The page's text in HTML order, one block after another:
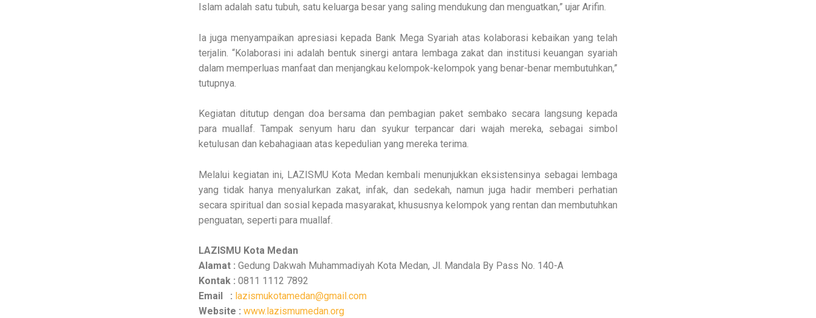
Islam adalah satu tubuh, satu keluarga besar yang saling mendukung dan menguatkan,” ujar Arifin.
Ia juga menyampaikan apresiasi kepada Bank Mega Syariah atas kolaborasi kebaikan yang telah
terjalin. “Kolaborasi ini adalah bentuk sinergi antara lembaga zakat dan institusi keuangan syariah
dalam memperluas manfaat dan menjangkau kelompok-kelompok yang benar-benar membutuhkan,”
tutupnya.
Kegiatan ditutup dengan doa bersama dan pembagian paket sembako secara langsung kepada
para muallaf. Tampak senyum haru dan syukur terpancar dari wajah mereka, sebagai simbol
ketulusan dan kebahagiaan atas kepedulian yang mereka terima.
Melalui kegiatan ini, LAZISMU Kota Medan kembali menunjukkan eksistensinya sebagai lembaga
yang tidak hanya menyalurkan zakat, infak, dan sedekah, namun juga hadir memberi perhatian
secara spiritual dan sosial kepada masyarakat, khususnya kelompok yang rentan dan membutuhkan
penguatan, seperti para muallaf.
LAZISMU Kota Medan
Alamat : Gedung Dakwah Muhammadiyah Kota Medan, Jl. Mandala By Pass No. 140-A
Kontak : 0811 1112 7892
Email : lazismukotamedan@gmail.com
Website : www.lazismumedan.org